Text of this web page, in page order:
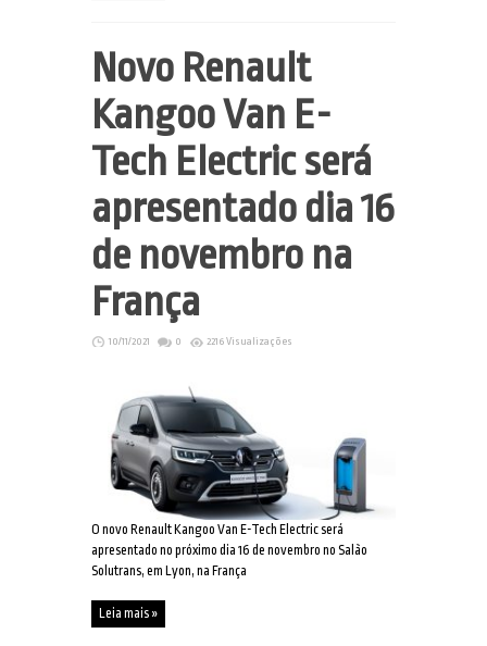
Novo Renault
Kangoo Van E-
Tech Electric será
apresentado dia 16
de novembro na
França
10/11/2021 0 2216 Visualizações
O novo Renault Kangoo Van E-Tech Electric será
apresentado no próximo dia 16 de novembro no Salão
Solutrans, em Lyon, na França
Leia mais »